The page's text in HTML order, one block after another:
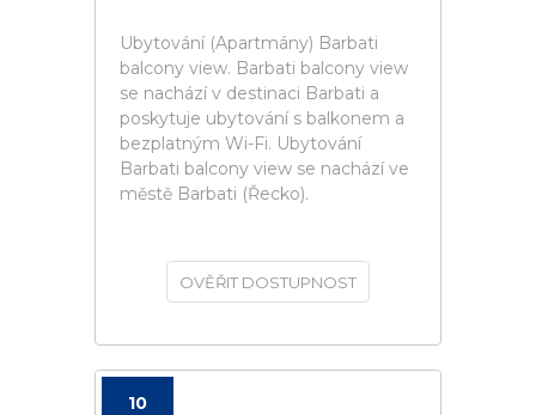
Ubytování (Apartmány) Barbati
balcony view. Barbati balcony view
se nachází v destinaci Barbati a
poskytuje ubytování s balkonem a
bezplatným Wi-Fi. Ubytování
Barbati balcony view se nachází ve
městě Barbati (Řecko).
OVĚŘIT DOSTUPNOST
10